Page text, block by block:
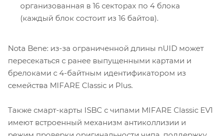
организованная в 16 секторах по 4 блока
(каждый блок состоит из 16 байтов).
Nota Bene: из-за ограниченной длины nUID может
пересекаться с ранее выпущенными картами и
брелоками c 4-байтным идентификатором из
семейства MIFARE Classic и Plus.
Также смарт-карты ISBC с чипами MIFARE Classic EV1
имеют встроенный механизм антиколлизии и